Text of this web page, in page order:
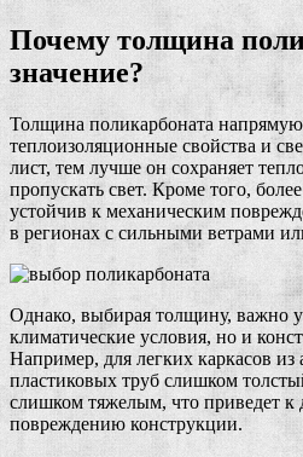
Почему толщина
значение?
Толщина поликарбоната напрямую
теплоизоляционные свойства и
лист, тем лучше он сохраняет
пропускать свет. Кроме того,
устойчив к механическим
в регионах с сильными ветрами
Однако, выбирая толщину, важно
климатические условия, но и
Например, для легких каркасов
пластиковых труб слишком
слишком тяжелым, что приведет к
повреждению конструкции.